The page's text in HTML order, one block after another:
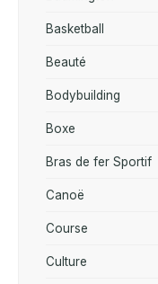
Basketball
Beauté
Bodybuilding
Boxe
Bras de fer Sportif
Canoë
Course
Culture